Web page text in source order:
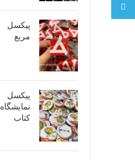
پیکسل
مربع
پیکسل
نمایشگاه
کتاب
تلگرام